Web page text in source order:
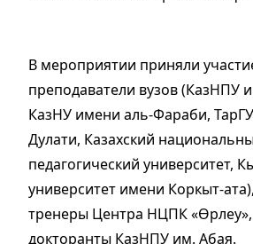
В мероприятии приняли
преподаватели вузов (КазНПУ
КазНУ имени аль-Фараби,
Дулати, Казахский
педагогический университет,
университет имени Коркыт-
тренеры Центра НЦПК
докторанты КазНПУ им. Абая.